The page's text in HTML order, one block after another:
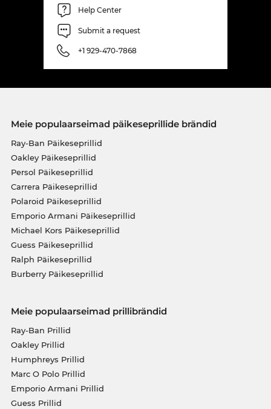
Help Center
Submit a request
+1 929-470-7868
Meie populaarseimad päikeseprillide brändid
Ray-Ban Päikeseprillid
Oakley Päikeseprillid
Persol Päikeseprillid
Carrera Päikeseprillid
Polaroid Päikeseprillid
Emporio Armani Päikeseprillid
Michael Kors Päikeseprillid
Guess Päikeseprillid
Ralph Päikeseprillid
Burberry Päikeseprillid
Meie populaarseimad prillibrändid
Ray-Ban Prillid
Oakley Prillid
Humphreys Prillid
Marc O Polo Prillid
Emporio Armani Prillid
Guess Prillid